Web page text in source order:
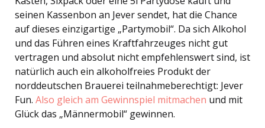
seinen Kassenbon an Jever sendet, hat die Chance
auf dieses einzigartige „Partymobil“. Da sich Alkohol
und das Führen eines Kraftfahrzeuges nicht gut
vertragen und absolut nicht empfehlenswert sind, ist
natürlich auch ein alkoholfreies Produkt der
norddeutschen Brauerei teilnahmeberechtigt: Jever
Fun. Also gleich am Gewinnspiel mitmachen und mit
Glück das „Männermobil“ gewinnen.